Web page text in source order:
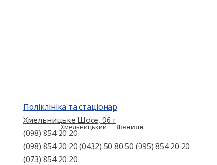
Хмельницький Вінниця
Поліклініка та стаціонар
Хмельницьке Шосе, 96 г
(098) 854 20 20
(098) 854 20 20 (0432) 50 80 50 (095) 854 20 20
(073) 854 20 20